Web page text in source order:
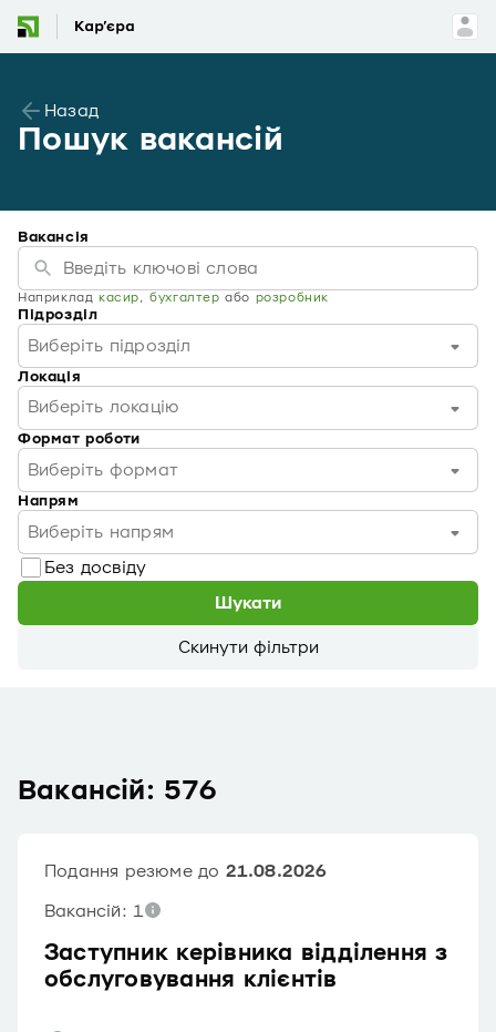
Назад
Пошук вакансій
Вакансія
Наприклад касир,бухгалтер або розробник
Підрозділ
Виберіть підрозділ
Локація
Виберіть локацію
Формат роботи
Виберіть формат
Напрям
Виберіть напрям
Без досвіду
Шукати
Скинути фільтри
Вакансій: 576
Заступник керівника відділення з
обслуговування клієнтів
Подання резюме до 21.08.2026
Вакансій: 1